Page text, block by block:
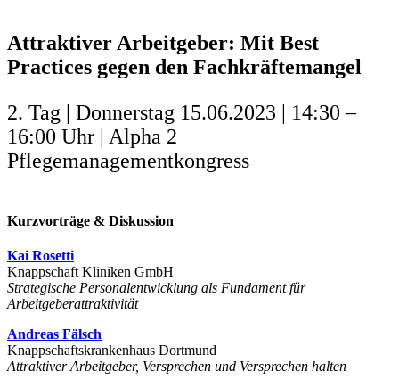
Attraktiver Arbeitgeber: Mit Best
Practices gegen den Fachkräftemangel
2. Tag | Donnerstag 15.06.2023 | 14:30 –
16:00 Uhr | Alpha 2
Pflegemanagementkongress
Kurzvorträge & Diskussion
Kai Rosetti
Knappschaft Kliniken GmbH
Strategische Personalentwicklung als Fundament für
Arbeitgeberattraktivität
Andreas Fälsch
Knappschaftskrankenhaus Dortmund
Attraktiver Arbeitgeber, Versprechen und Versprechen halten